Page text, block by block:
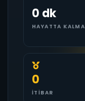
0 dk
HAYATTA KALMA
0
İTIBAR